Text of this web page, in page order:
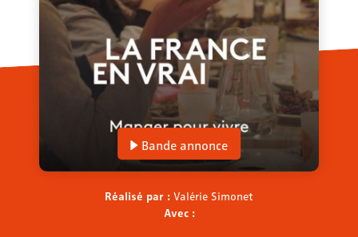
Bande annonce
Réalisé par : Valérie Simonet
Avec :